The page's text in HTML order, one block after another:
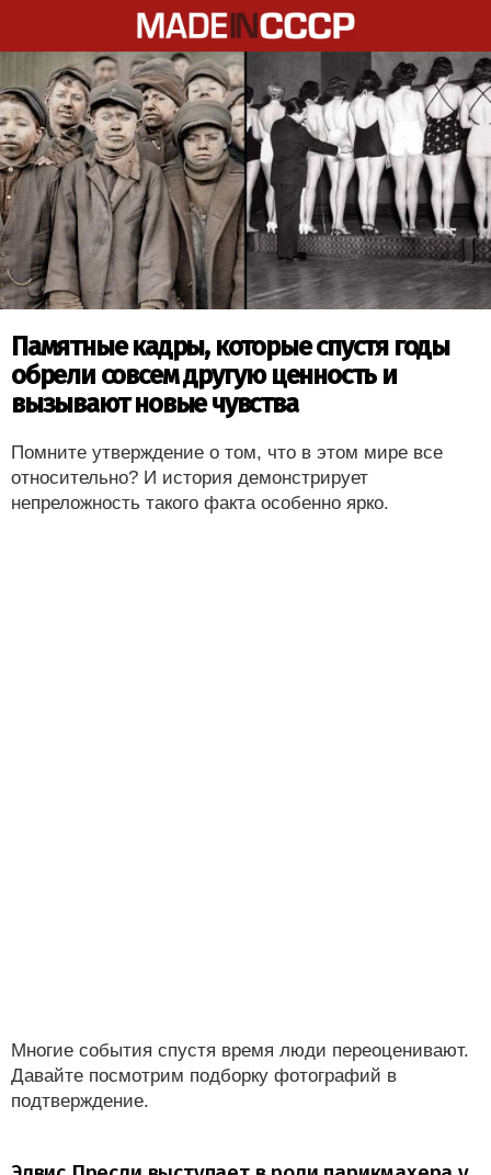
Памятные кадры, которые спустя годы
обрели совсем другую ценность и
вызывают новые чувства
Помните утверждение о том, что в этом мире все
относительно? И история демонстрирует
непреложность такого факта особенно ярко.
Многие события спустя время люди переоценивают.
Давайте посмотрим подборку фотографий в
подтверждение.